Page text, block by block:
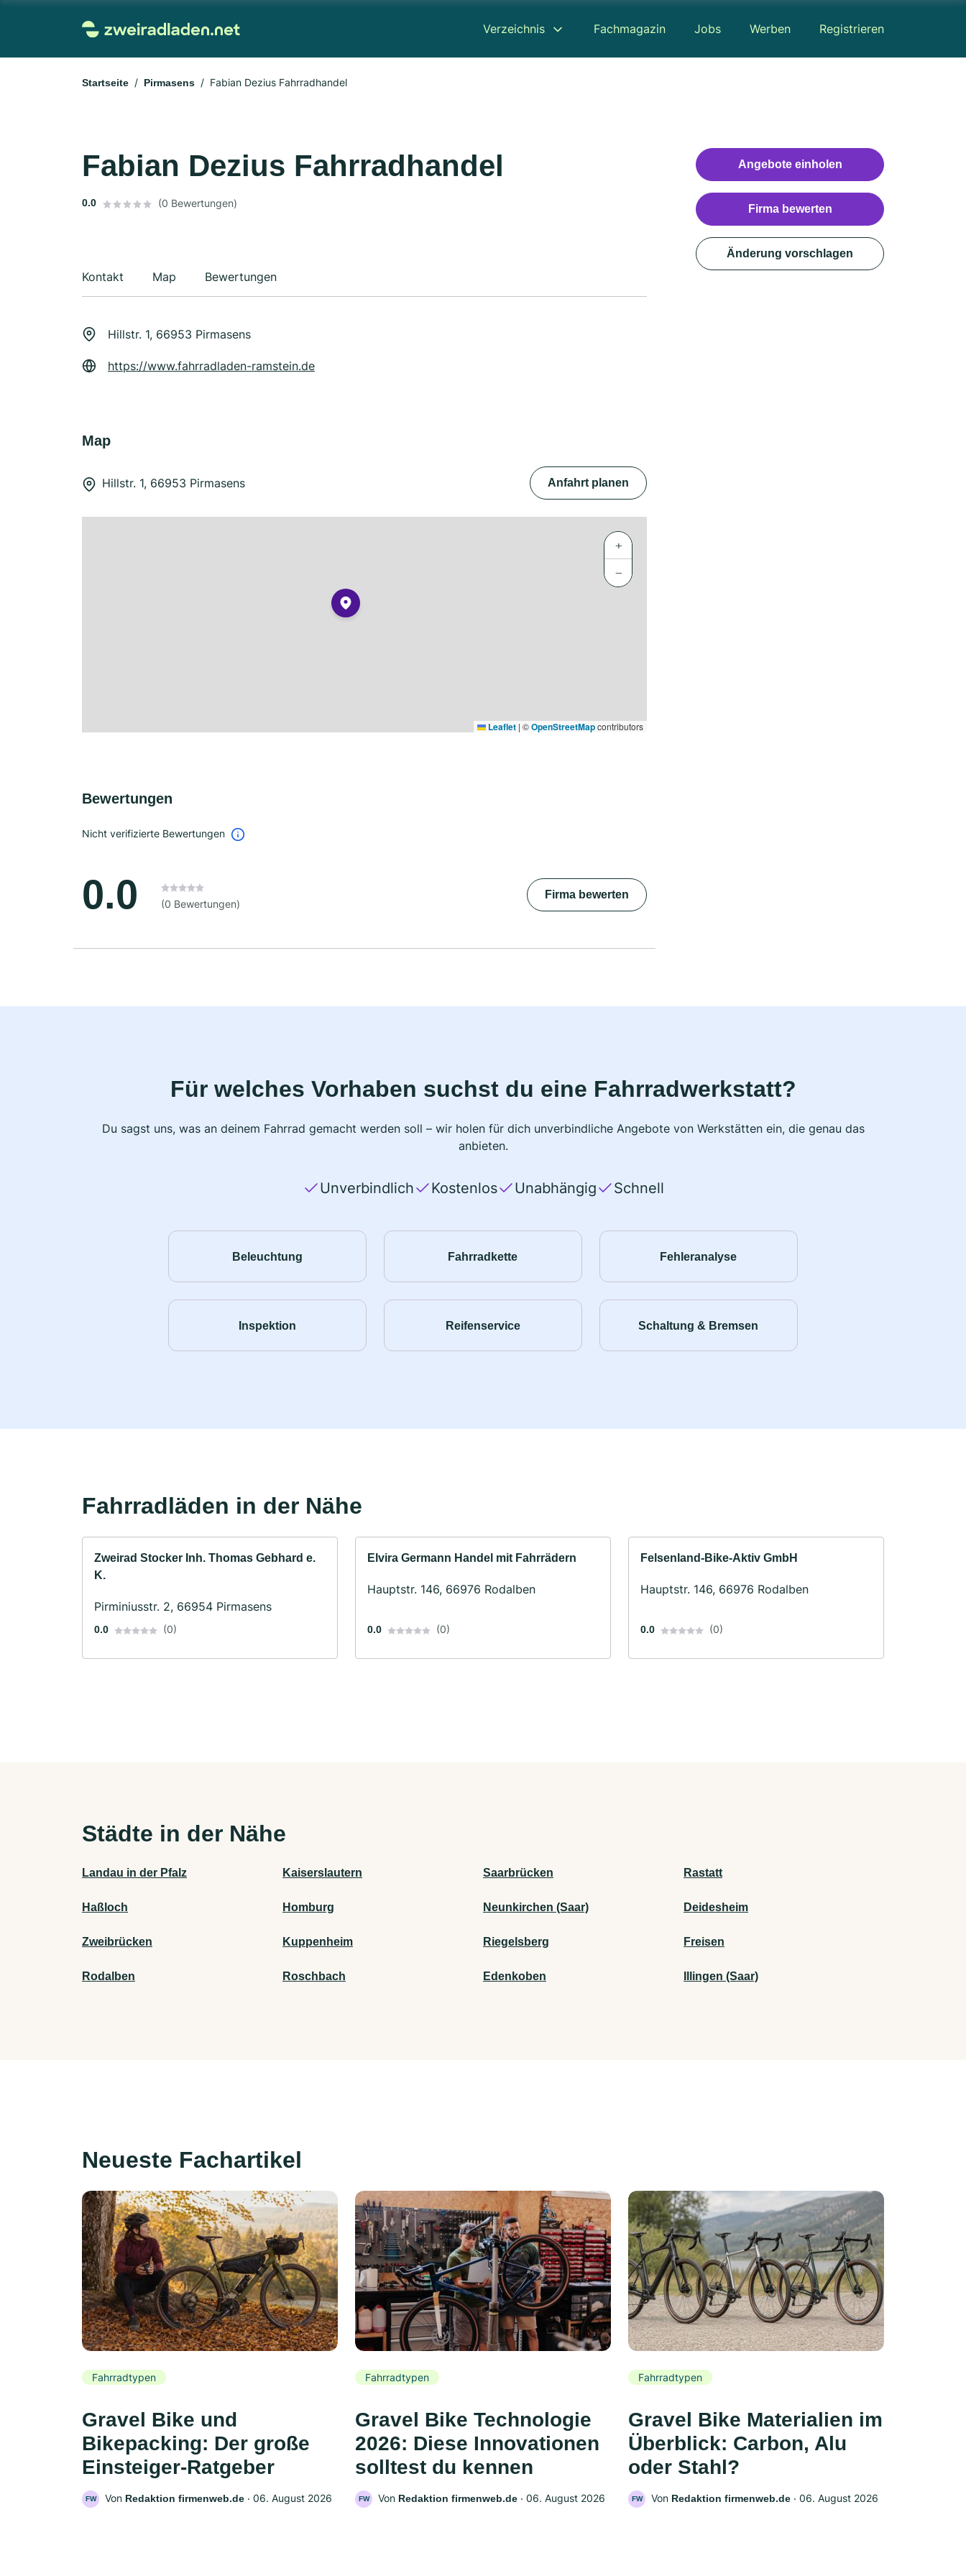
Verzeichnis Fachmagazin Jobs Werben Registrieren
Startseite Pirmasens Fabian Dezius Fahrradhandel
Fabian Dezius Fahrradhandel
0.0 (0 Bewertungen)
Kontakt Map Bewertungen
Hillstr. 1, 66953 Pirmasens
https://www.fahrradladen-ramstein.de
Map
Hillstr. 1, 66953 Pirmasens Anfahrt planen
+
−
Leaflet | ©OpenStreetMapcontributors
Bewertungen
Nicht verifizierte Bewertungen
0.0 (0 Bewertungen)
Firma bewerten
Angebote einholen
Firma bewerten
Änderung vorschlagen
Für welches Vorhaben suchst du eine Fahrradwerkstatt?
Du sagst uns, was an deinem Fahrrad gemacht werden soll – wir holen für dich unverbindliche Angebote von Werkstätten ein, die genau das
anbieten.
Unverbindlich Kostenlos Unabhängig Schnell
Beleuchtung Fahrradkette Fehleranalyse
Inspektion Reifenservice Schaltung & Bremsen
Fahrradläden in der Nähe
Zweirad Stocker Inh. Thomas Gebhard e.
K.
Pirminiusstr. 2, 66954 Pirmasens
0.0 (0)
Elvira Germann Handel mit Fahrrädern
Hauptstr. 146, 66976 Rodalben
0.0 (0)
Felsenland-Bike-Aktiv GmbH
Hauptstr. 146, 66976 Rodalben
0.0 (0)
Städte in der Nähe
Landau in der Pfalz Kaiserslautern Saarbrücken Rastatt
Haßloch Homburg Neunkirchen (Saar) Deidesheim
Zweibrücken Kuppenheim Riegelsberg Freisen
Rodalben Roschbach Edenkoben Illingen (Saar)
Neueste Fachartikel
Fahrradtypen
Gravel Bike und
Bikepacking: Der große
Einsteiger-Ratgeber
FW Von Redaktion firmenweb.de ‧ 06. August 2026
Fahrradtypen
Gravel Bike Technologie
2026: Diese Innovationen
solltest du kennen
FW Von Redaktion firmenweb.de ‧ 06. August 2026
Fahrradtypen
Gravel Bike Materialien im
Überblick: Carbon, Alu
oder Stahl?
FW Von Redaktion firmenweb.de ‧ 06. August 2026